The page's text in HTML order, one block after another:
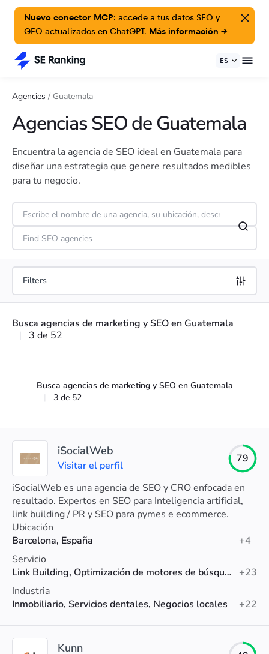
Nuevo conector MCP: accede a tus datos SEO y
GEO actualizados en ChatGPT. Más información →
ES
Agencies / Guatemala
Agencias SEO de Guatemala
Encuentra la agencia de SEO ideal en Guatemala para
diseñar una estrategia que genere resultados medibles
para tu negocio.
Busca agencias de marketing y SEO en Guatemala
3 de 52
Filters
Busca agencias de marketing y SEO en Guatemala
3 de 52
iSocialWeb
Visitar el perfil
79
iSocialWeb es una agencia de SEO y CRO enfocada en
resultado. Expertos en SEO para Inteligencia artificial,
link building / PR y SEO para pymes e ecommerce.
Ubicación
Barcelona, España
+4
Servicio
Link Building, Optimización de motores de búsqueda (SEO), SEO para Shopify
+23
Industria
Inmobiliario, Servicios dentales, Negocios locales
+22
Kunn